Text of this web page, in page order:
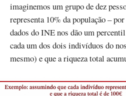
imaginemos um grupo de dez
representa 10% da população –
dados do INE nos dão um
cada um dos dois indivíduos do
mesmo) e que a riqueza total